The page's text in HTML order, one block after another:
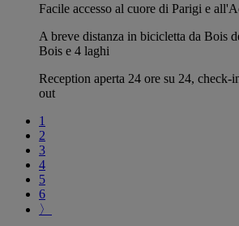
Facile accesso al cuore di Parigi e
A breve distanza in bicicletta da Bois
Bois e 4 laghi
Reception aperta 24 ore su 24, check-
out
1
2
3
4
5
6
〉